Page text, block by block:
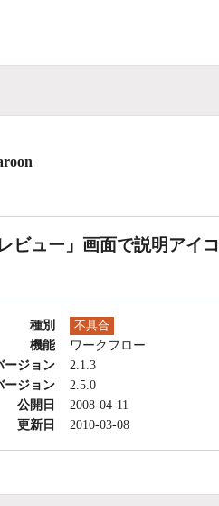
ビュー」画面で説明アイ
種別 不具合
機能
ワークフロー
ージョン
2.1.3
ージョン
2.5.0
公開日
2008-04-11
更新日
2010-03-08